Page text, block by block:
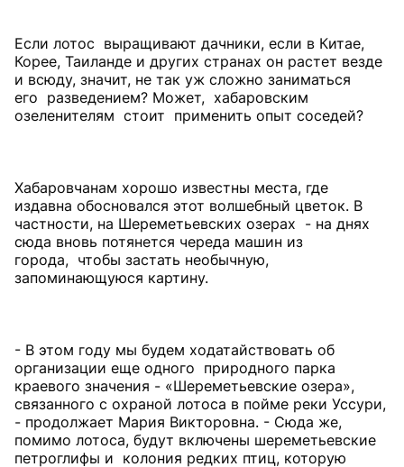
Если лотос выращивают дачники, если в Китае,
Корее, Таиланде и других странах он растет везде
и всюду, значит, не так уж сложно заниматься
его разведением? Может, хабаровским
озеленителям стоит применить опыт соседей?
Хабаровчанам хорошо известны места, где
издавна обосновался этот волшебный цветок. В
частности, на Шереметьевских озерах - на днях
сюда вновь потянется череда машин из
города, чтобы застать необычную,
запоминающуюся картину.
- В этом году мы будем ходатайствовать об
организации еще одного природного парка
краевого значения - «Шереметьевские озера»,
связанного с охраной лотоса в пойме реки Уссури,
- продолжает Мария Викторовна. - Сюда же,
помимо лотоса, будут включены шереметьевские
петроглифы и колония редких птиц, которую